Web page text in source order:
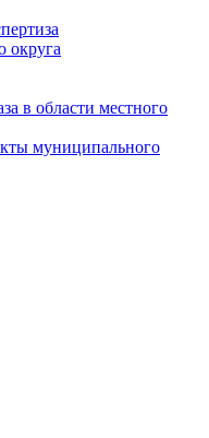
округа
в области местного
муниципального